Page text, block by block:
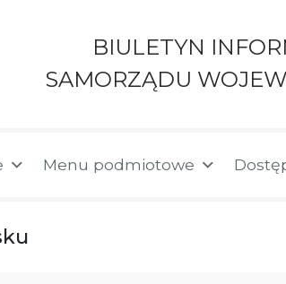
BIULETYN
SAMORZĄDU
Menu podmiotowe